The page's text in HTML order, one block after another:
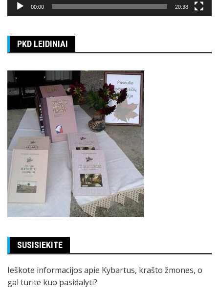
00:00 20:38
PKD LEIDINIAI
SUSISIEKITE
Ieškote informacijos apie Kybartus, krašto žmones, o
gal turite kuo pasidalyti?